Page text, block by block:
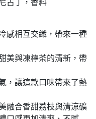
感相互交織，帶來一種
美與凍檸茶的清新，帶
，讓這款口味帶來了熱
融合香甜荔枝與清涼礦